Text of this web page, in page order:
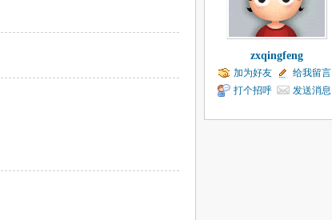
zxqingfeng
加为好友
给我留言
打个招呼
发送消息